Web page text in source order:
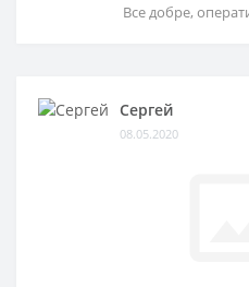
Все добре,
Сергей
08.05.2020